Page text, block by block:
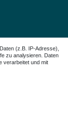
(z.B. IP-Adresse),
zu analysieren. Daten
verarbeitet und mit